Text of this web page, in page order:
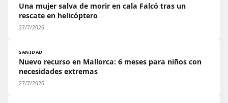
Una mujer salva de morir en cala Falcó tras un
rescate en helicóptero
27/7/2026
SANIDAD
Nuevo recurso en Mallorca: 6 meses para niños con
necesidades extremas
27/7/2026